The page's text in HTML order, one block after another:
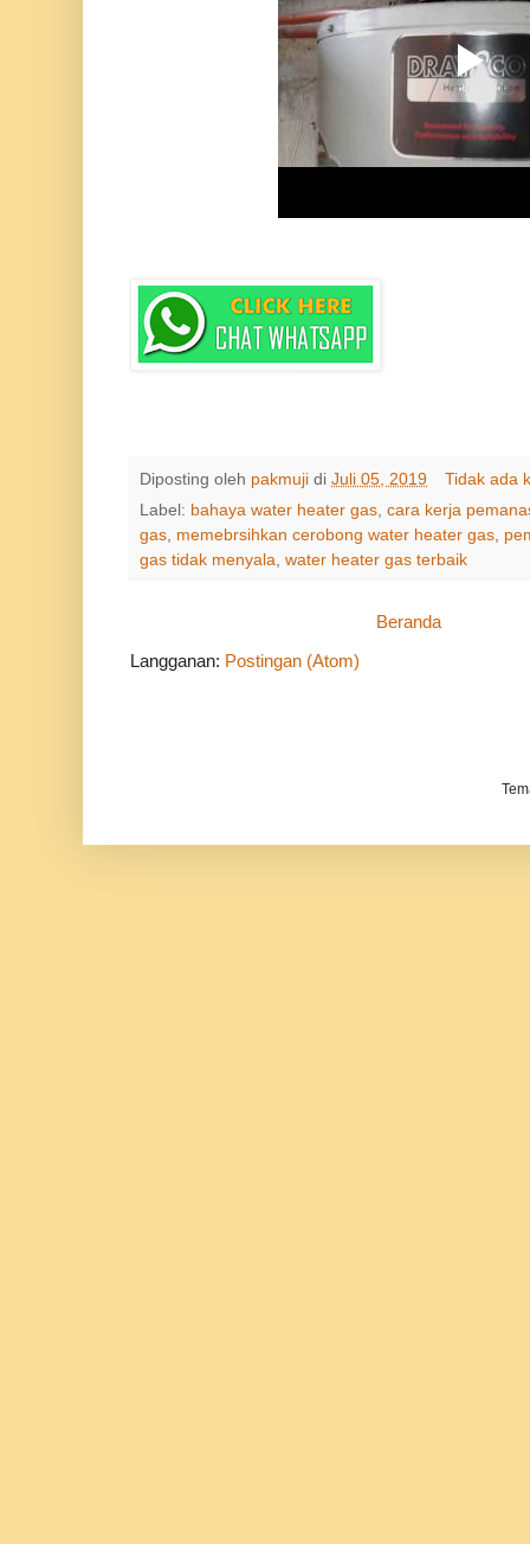
Diposting oleh pakmuji di Juli 05, 2019
Tidak ada
Label: bahaya water heater gas, cara kerja
gas, memebrsihkan cerobong water heater gas,
gas tidak menyala, water heater gas terbaik
Beranda
Langganan: Postingan (Atom)